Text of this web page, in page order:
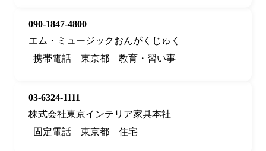
090-1847-4800
エム・ミュージックおんがくじゅく
携帯電話
東京都 教育・習い事
03-6324-1111
株式会社東京インテリア家具本社
固定電話
東京都 住宅